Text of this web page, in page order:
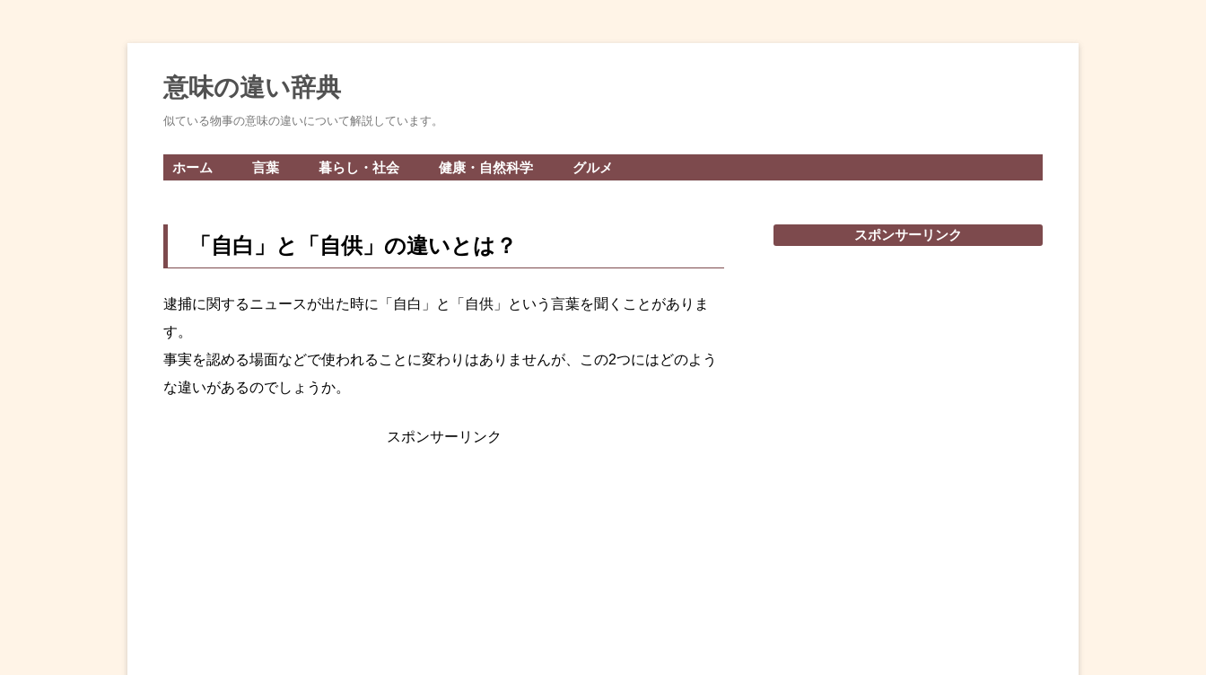
意味の違い辞典
似ている物事の意味の違いについて解説しています。
コ
ン
ホーム 言葉 暮らし・社会 健康・自然科学 グルメ
「自白」と「自供」の違いとは？
逮捕に関するニュースが出た時に「自白」と「自供」という言葉を聞くことがありま
す。
事実を認める場面などで使われることに変わりはありませんが、この2つにはどのよう
な違いがあるのでしょうか。
スポンサーリンク
スポンサーリンク